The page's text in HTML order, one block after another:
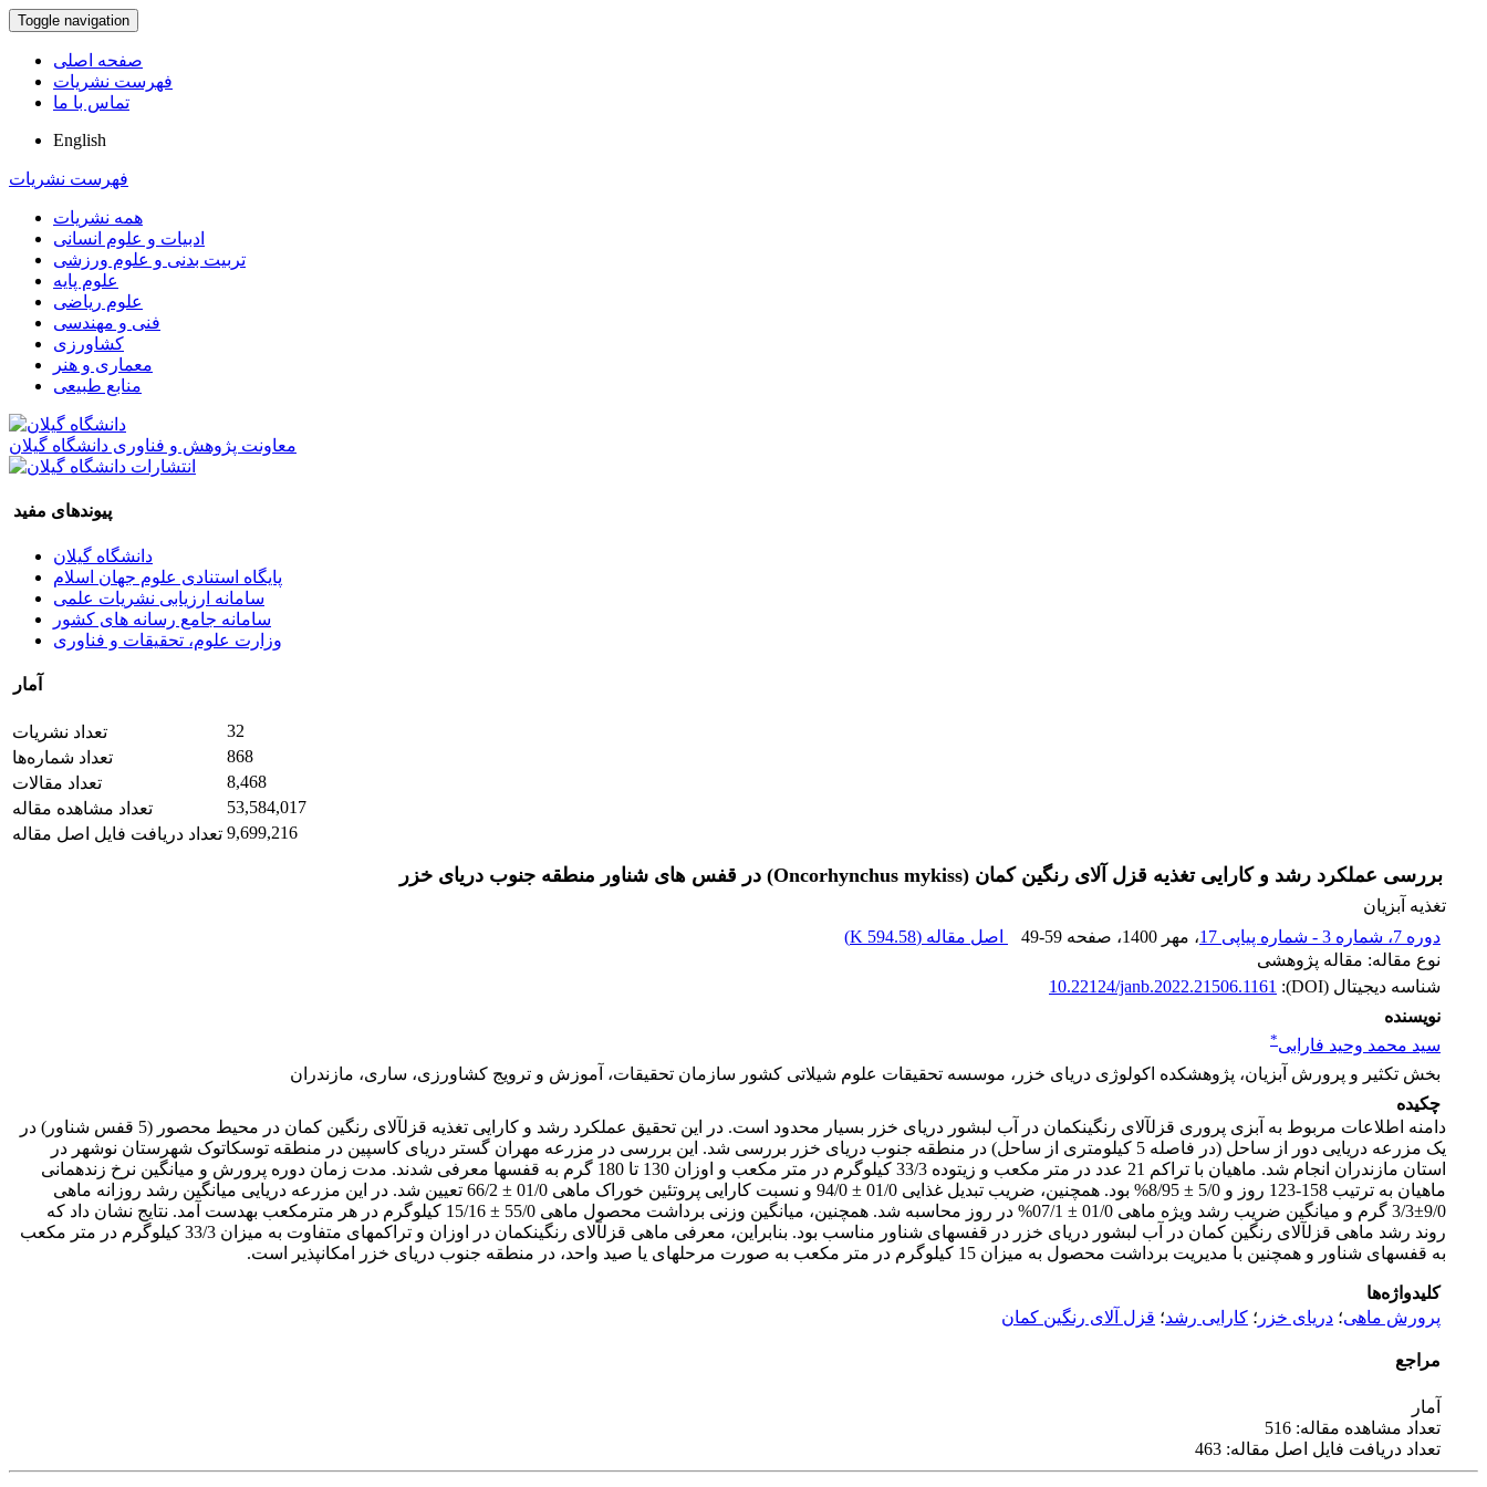
Toggle navigation
صفحه اصلی
فهرست نشریات
تماس با ما
English
فهرست نشریات
همه نشریات
ادبیات و علوم انسانی
تربیت بدنی و علوم ورزشی
علوم پایه
علوم ریاضی
فنی و مهندسی
کشاورزی
معماری و هنر
منابع طبیعی
معاونت پژوهش و فناوری دانشگاه گیلان
پیوندهای مفید
دانشگاه گیلان
پایگاه استنادی علوم جهان اسلام
سامانه ارزیابی نشریات علمی
سامانه جامع رسانه های کشور
وزارت علوم، تحقیقات و فناوری
آمار
تعداد نشریات
32
تعداد شماره‌ها
868
تعداد مقالات
8,468
تعداد مشاهده مقاله
53,584,017
تعداد دریافت فایل اصل مقاله 9,699,216
بررسی عملکرد رشد و کارایی تغذیه قزل آلای رنگین کمان (Oncorhynchus mykiss) در قفس های شناور منطقه جنوب دریای خزر
تغذیه آبزیان
دوره 7، شماره 3 - شماره پیاپی 17
، مهر 1400 ، صفحه 49-59 اصل مقاله (594.58 K
)
نوع مقاله: مقاله پژوهشی
شناسه دیجیتال (DOI):
10.22124/janb.2022.21506.1161
نویسنده
سید محمد وحید فارابی*
بخش تکثیر و پرورش آبزیان، پژوهشکده اکولوژی دریای خزر، موسسه تحقیقات علوم شیلاتی کشور سازمان تحقیقات، آموزش و ترویج کشاورزی، ساری، مازندران
چکیده
دامنه اطلاعات مربوط به آبزی پروری قزل­آلای رنگین­کمان در آب لب­شور دریای خزر بسیار محدود است. در این تحقیق عملکرد رشد و کارایی تغذیه قزل­آلای رنگین کمان در محیط محصور (5 قفس شناور) در
یک مزرعه دریایی دور از ساحل (در فاصله 5 کیلومتری از ساحل) در منطقه جنوب دریای خزر بررسی شد. این بررسی در مزرعه مهران گستر دریای کاسپین در منطقه توسکاتوک شهرستان نوشهر در
استان مازندران انجام شد. ماهیان با تراکم 21 عدد در متر مکعب و زی­توده 33/3 کیلوگرم در متر مکعب و اوزان 130 تا 180 گرم به قفس­ها معرفی شدند. مدت زمان دوره پرورش و میانگین نرخ زنده­مانی
ماهیان به ترتیب 158-123 روز و 5/0 ± 8/95% بود. همچنین، ضریب تبدیل غذایی 01/0 ± 94/0 و نسبت کارایی پروتئین خوراک ماهی 01/0 ± 66/2 تعیین شد. در این مزرعه دریایی میانگین رشد روزانه ماهی
9/0±3/3 گرم و میانگین ضریب رشد ویژه ماهی 01/0 ± 07/1% در روز محاسبه شد. همچنین، میانگین وزنی برداشت محصول ماهی 55/0 ± 15/16 کیلوگرم در هر مترمکعب به­دست آمد. نتایج نشان داد که
روند رشد ماهی قزل­آلای رنگین کمان در آب لب­شور دریای خزر در قفس­های شناور مناسب بود. بنابراین، معرفی ماهی قزل­آلای رنگین­کمان در اوزان و تراکم­های متفاوت به میزان 33/3 کیلوگرم در متر مکعب
به قفس­های شناور و همچنین با مدیریت برداشت محصول به میزان 15 کیلوگرم در متر مکعب به صورت مرحله­ای یا صید واحد، در منطقه جنوب دریای خزر امکان­پذیر است.
کلیدواژه‌ها
پرورش ماهی؛ دریای خزر ؛ کارایی رشد؛ قزل آلای رنگین کمان
مراجع
آمار
تعداد مشاهده مقاله: 516
تعداد دریافت فایل اصل مقاله: 463